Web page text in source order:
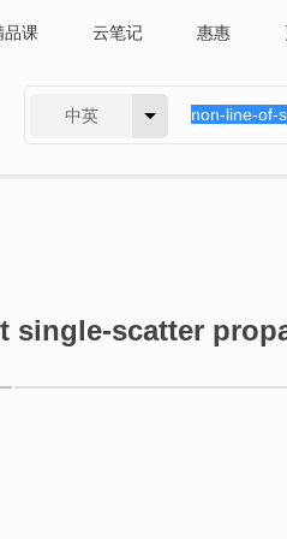
品课 云笔记 惠惠
中英
single-scatter